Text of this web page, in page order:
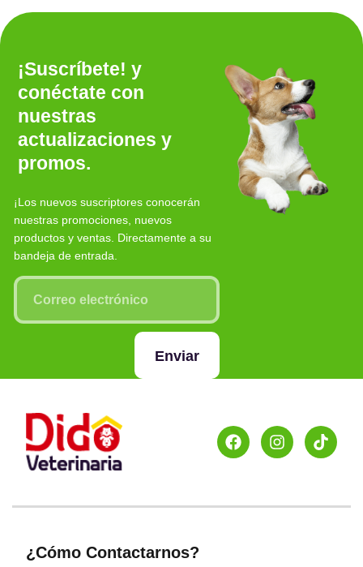
¡Suscríbete! y
conéctate con
nuestras
actualizaciones y
promos.
¡Los nuevos suscriptores conocerán
nuestras promociones, nuevos
productos y ventas. Directamente a su
bandeja de entrada.
Enviar
¿Cómo Contactarnos?